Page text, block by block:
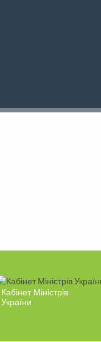
Кабінет Міністрів
України